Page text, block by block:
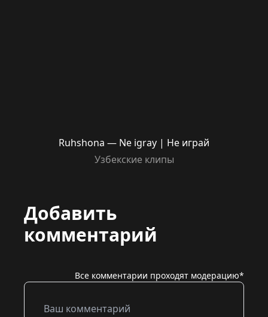
Ruhshona — Ne igray | Не играй
Узбекские клипы
Добавить
комментарий
Все комментарии проходят модерацию*